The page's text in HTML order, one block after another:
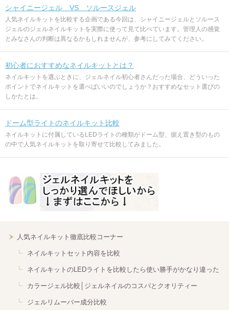
シャイニージェル VS ソルースジェル
人気ネイルキットを比較する企画である今回は、シャイニージェルとソルース
ジェルのジェルネイルキットを実際に使って見て比べています。管理人の感覚
とみなさんの判断は異なるかもしれませんが、参考にしてみてください。
初心者におすすめなネイルキットとは？
ネイルキットを選ぶときに、ジェルネイル初心者さんだった場合、どういった
ポイントでネイルキットを選べばいいのでしょうか？おすすめなセット選びの
しかたとは。
ドーム型ライトのネイルキット比較
ネイルキットに付属しているLEDライトの種類がドーム型、据え置き型のもの
の中で人気ネイルキットを取り寄せて比較してみました。
人気ネイルキット徹底比較コーナー
ネイルキットセット内容を比較
ネイルキットのLEDライトを比較したら使い勝手がかなり違った
カラージェル比較│ジェルネイルのコスパとクオリティー
ジェルリムーバー成分比較